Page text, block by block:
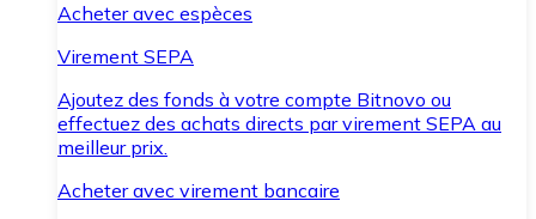
Acheter avec espèces
Virement SEPA
Ajoutez des fonds à votre compte Bitnovo ou
effectuez des achats directs par virement SEPA au
meilleur prix.
Acheter avec virement bancaire